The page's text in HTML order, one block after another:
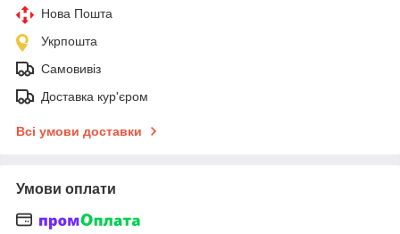
Нова Пошта
Укрпошта
Самовивіз
Доставка кур'єром
Всі умови доставки
Умови оплати